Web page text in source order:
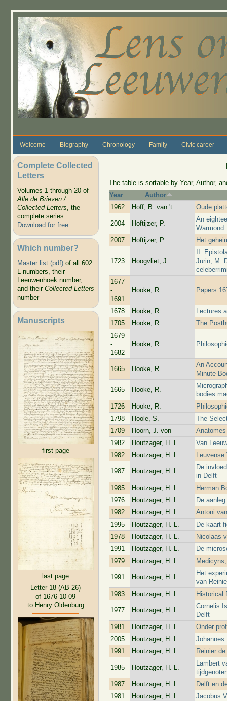
Welcome Biography Chronology Family Civic career
Complete Collected
Letters
Volumes 1 through 20 of
Alle de Brieven /
Collected Letters, the
complete series.
Download for free.
Which number?
Master list (pdf)of all 602
L-numbers, their
Leeuwenhoek number,
and their Collected Letters
number
Manuscripts
first page
last page
Letter 18 (AB 26)
of 1676-10-09
to Henry Oldenburg
The table is sortable by Year, Author,
Year
Author
1962
Hoff, B. van 't Oude
2004 Hoftijzer, P.
An
Warmond
2007
Hoftijzer, P. Het
1723 Hoogvliet, J.
II.
Jurin, M.
1677
-
1691
Hooke, R. Papers
1678 Hooke, R.
Lectures
1705
Hooke, R.
The
1679
-
1682
Hooke, R.
1665 Hooke, R.
An
Minute
1665 Hooke, R.
bodies
1726
Hooke, R.
1798
Hoole, S.
The
1709
Hoorn, J. von
1982
Houtzager, H. L.
Van
1982
Houtzager, H. L. Leuvense
1987 Houtzager, H. L.
De
in Delft
1985
Houtzager, H. L.
Herman
1976
Houtzager, H. L.
De
1982
Houtzager, H. L.
Antoni
1995
Houtzager, H. L.
De kaart
1978
Houtzager, H. L.
Nicolaas
1991
Houtzager, H. L.
De
1979
Houtzager, H. L.
1991 Houtzager, H. L.
Het
van
1983
Houtzager, H. L. Historical
1977 Houtzager, H. L.
Cornelis
Delft
1981
Houtzager, H. L.
Onder
2005
Houtzager, H. L.
Johannes
1991
Houtzager, H. L. Reinier
1985 Houtzager, H. L.
Lambert
1987
Houtzager, H. L.
Delft en
1981
Houtzager, H. L. Jacobus